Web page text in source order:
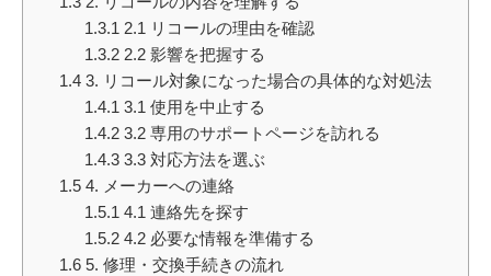
1.3.12.1 リコールの理由を確認
1.3.22.2 影響を把握する
1.43. リコール対象になった場合の具体的な対処法
1.4.13.1 使用を中止する
1.4.23.2 専用のサポートページを訪れる
1.4.33.3 対応方法を選ぶ
1.54. メーカーへの連絡
1.5.14.1 連絡先を探す
1.5.24.2 必要な情報を準備する
1.65. 修理・交換手続きの流れ